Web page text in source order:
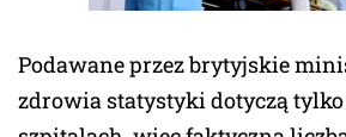
Podawane przez brytyjskie
zdrowia statystyki dotyczą